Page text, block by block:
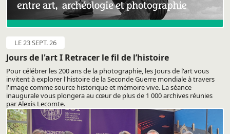
LE 23 SEPT. 26
Jours de l'art I Retracer le fil de l’histoire
Pour célébrer les 200 ans de la photographie, les Jours de l'art vous
invitent à explorer l'histoire de la Seconde Guerre mondiale à travers
l'image comme source historique et mémoire vive. La séance
inaugurale vous plongera au cœur de plus de 1 000 archives réunies
par Alexis Lecomte.